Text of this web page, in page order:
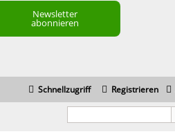
Newsletter
abonnieren
Schnellzugriff Registrieren